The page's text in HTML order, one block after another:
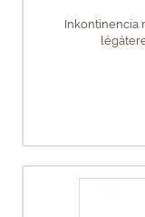
Inkontinencia